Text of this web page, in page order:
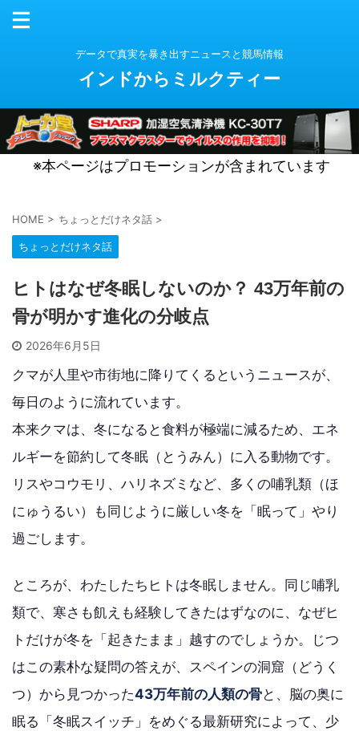
データで真実を暴き出すニュースと競馬情報
インドからミルクティー
※本ページはプロモーションが含まれています
HOME > ちょっとだけネタ話 >
ちょっとだけネタ話
ヒトはなぜ冬眠しないのか？ 43万年前の
骨が明かす進化の分岐点
2026年6月5日
クマが人里や市街地に降りてくるというニュースが、
毎日のように流れています。
本来クマは、冬になると食料が極端に減るため、エネ
ルギーを節約して冬眠（とうみん）に入る動物です。
リスやコウモリ、ハリネズミなど、多くの哺乳類（ほ
にゅうるい）も同じように厳しい冬を「眠って」やり
過ごします。
ところが、わたしたちヒトは冬眠しません。同じ哺乳
類で、寒さも飢えも経験してきたはずなのに、なぜヒ
トだけが冬を「起きたまま」越すのでしょうか。じつ
はこの素朴な疑問の答えが、スペインの洞窟（どうく
つ）から見つかった43万年前の人類の骨と、脳の奥に
眠る「冬眠スイッチ」をめぐる最新研究によって、少